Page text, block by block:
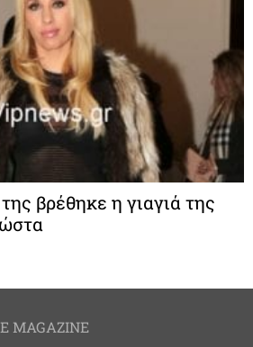
βρέθηκε η γιαγιά της
MAGAZINE